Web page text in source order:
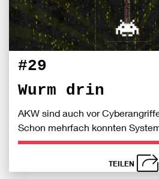
#29
Wurm drin
AKW sind auch vor
Schon mehrfach konnten
TEILEN